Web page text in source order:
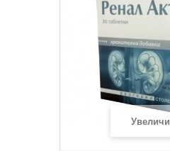
Увеличи